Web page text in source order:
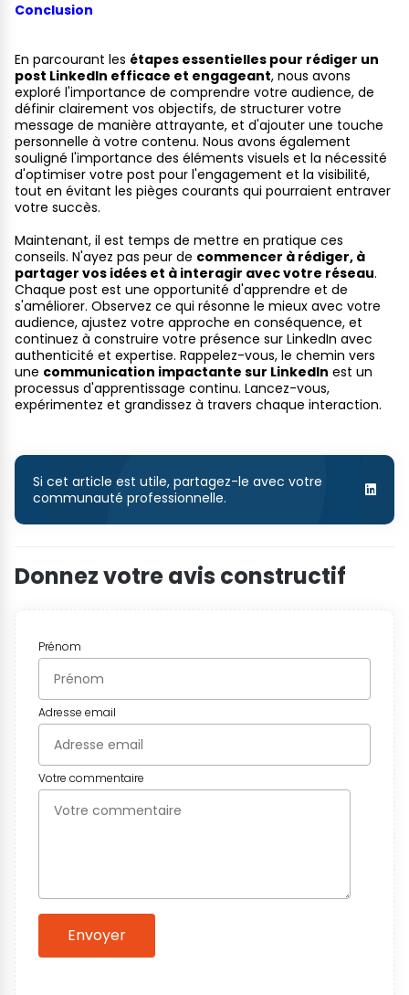
Conclusion
En parcourant les étapes essentielles pour rédiger un
post LinkedIn efficace et engageant, nous avons
exploré l'importance de comprendre votre audience, de
définir clairement vos objectifs, de structurer votre
message de manière attrayante, et d'ajouter une touche
personnelle à votre contenu. Nous avons également
souligné l'importance des éléments visuels et la nécessité
d'optimiser votre post pour l'engagement et la visibilité,
tout en évitant les pièges courants qui pourraient entraver
votre succès.
Maintenant, il est temps de mettre en pratique ces
conseils. N'ayez pas peur de commencer à rédiger, à
partager vos idées et à interagir avec votre réseau.
Chaque post est une opportunité d'apprendre et de
s'améliorer. Observez ce qui résonne le mieux avec votre
audience, ajustez votre approche en conséquence, et
continuez à construire votre présence sur LinkedIn avec
authenticité et expertise. Rappelez-vous, le chemin vers
une communication impactante sur LinkedIn est un
processus d'apprentissage continu. Lancez-vous,
expérimentez et grandissez à travers chaque interaction.
Si cet article est utile, partagez-le avec votre
communauté professionnelle.
Donnez votre avis constructif
Prénom
Adresse email
Votre commentaire
Envoyer